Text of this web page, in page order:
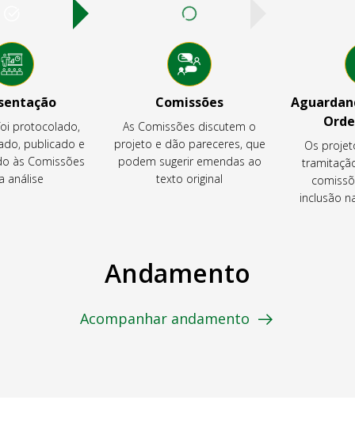
protocolado,
publicado e
às Comissões
análise
Comissões
As Comissões discutem o
projeto e dão pareceres, que
podem sugerir emendas ao
texto original
Os
inclusão
Andamento
Acompanhar andamento